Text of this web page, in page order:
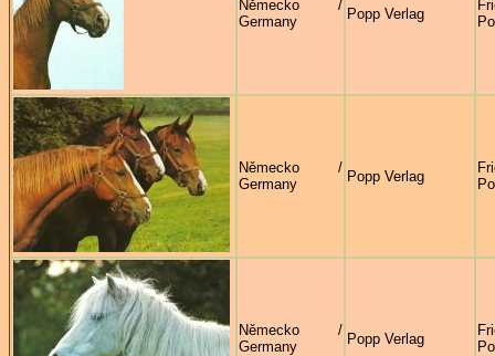
Německo /
Germany
Popp Verlag
Německo /
Germany
Popp Verlag
Německo /
Germany
Popp Verlag